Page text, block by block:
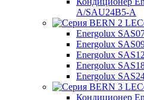
A/SAU24B5-A
Energolux
Energolux
Energolux
Energolux
Energolux
Кондиционер